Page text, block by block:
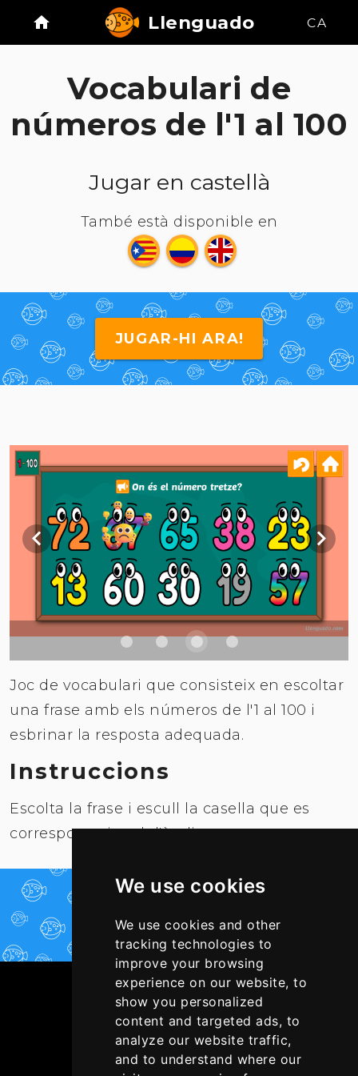
We use cookies
We use cookies and other
tracking technologies to
improve your browsing
experience on our website, to
show you personalized
content and targeted ads, to
analyze our website traffic,
and to understand where our
Llenguado CA
Vocabulari de
números de l'1 al 100
Jugar en castellà
També està disponible en
JUGAR-HI ARA!
Joc de vocabulari que consisteix en escoltar
una frase amb els números de l'1 al 100 i
esbrinar la resposta adequada.
Instruccions
Escolta la frase i escull la casella que es
correspongui amb l'àudio.